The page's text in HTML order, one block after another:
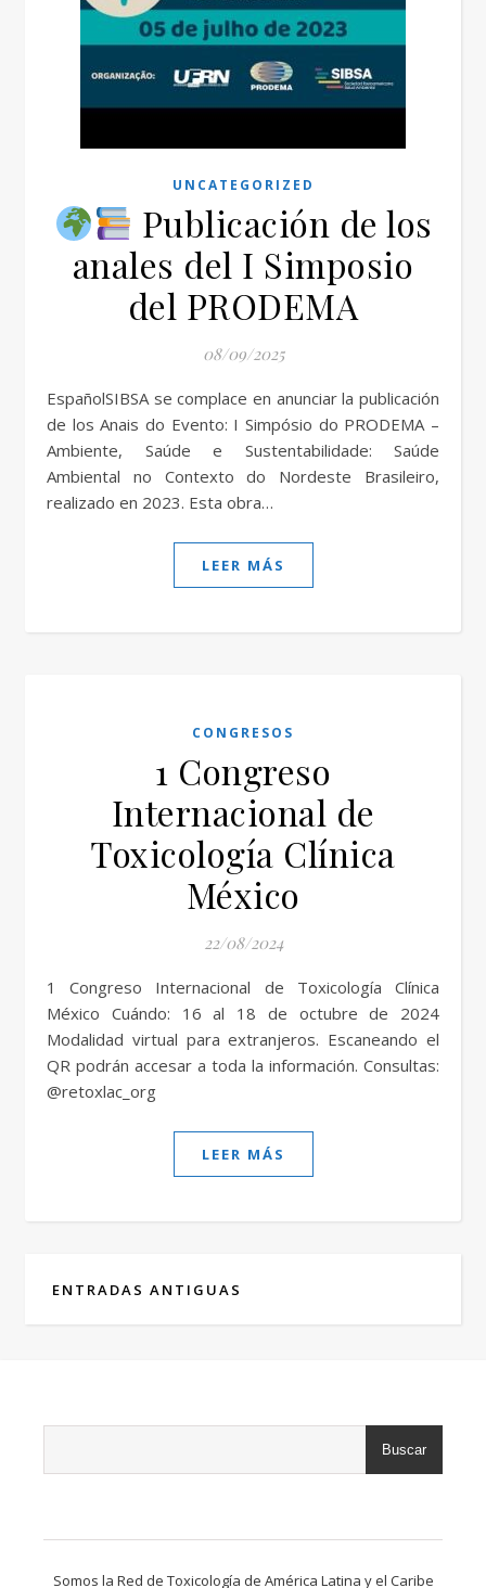
UNCATEGORIZED
Publicación de los
anales del I Simposio
del PRODEMA
08/09/2025
EspañolSIBSA se complace en anunciar la publicación
de los Anais do Evento: I Simpósio do PRODEMA –
Ambiente, Saúde e Sustentabilidade: Saúde
Ambiental no Contexto do Nordeste Brasileiro,
realizado en 2023. Esta obra…
LEER MÁS
CONGRESOS
1 Congreso
Internacional de
Toxicología Clínica
México
22/08/2024
1 Congreso Internacional de Toxicología Clínica
México Cuándo: 16 al 18 de octubre de 2024
Modalidad virtual para extranjeros. Escaneando el
QR podrán accesar a toda la información. Consultas:
@retoxlac_org
LEER MÁS
ENTRADAS ANTIGUAS
Buscar
Somos la Red de Toxicología de América Latina y el Caribe